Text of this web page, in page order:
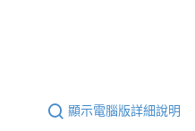
顯示電腦版詳細說明